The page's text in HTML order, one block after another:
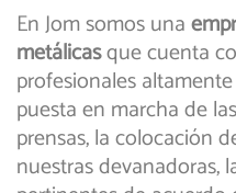
En Jom somos una
metálicasque cuenta
profesionales
puesta en marcha de
prensas, la colocación
nuestras devanadoras,